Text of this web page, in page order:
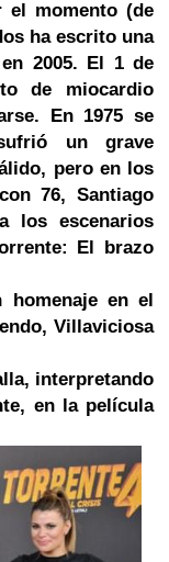
el momento (de
ha escrito una
2005. El 1 de
de miocardio
En 1975 se
un grave
pero en los
76, Santiago
los escenarios
El brazo
en el
Villaviciosa
interpretando
en la película